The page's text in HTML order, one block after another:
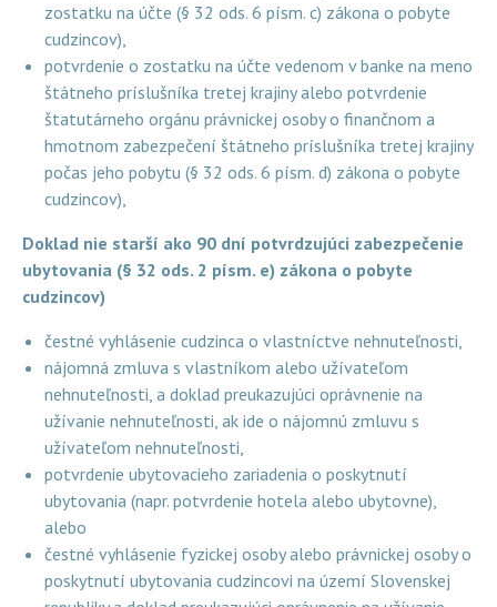
zostatku na účte (§ 32 ods. 6 písm. c) zákona o pobyte
cudzincov),
potvrdenie o zostatku na účte vedenom v banke na meno
štátneho príslušníka tretej krajiny alebo potvrdenie
štatutárneho orgánu právnickej osoby o finančnom a
hmotnom zabezpečení štátneho príslušníka tretej krajiny
počas jeho pobytu (§ 32 ods. 6 písm. d) zákona o pobyte
cudzincov),
Doklad nie starší ako 90 dní potvrdzujúci zabezpečenie
ubytovania (§ 32 ods. 2 písm. e) zákona o pobyte
cudzincov)
čestné vyhlásenie cudzinca o vlastníctve nehnuteľnosti,
nájomná zmluva s vlastníkom alebo užívateľom
nehnuteľnosti, a doklad preukazujúci oprávnenie na
užívanie nehnuteľnosti, ak ide o nájomnú zmluvu s
užívateľom nehnuteľnosti,
potvrdenie ubytovacieho zariadenia o poskytnutí
ubytovania (napr. potvrdenie hotela alebo ubytovne),
alebo
čestné vyhlásenie fyzickej osoby alebo právnickej osoby o
poskytnutí ubytovania cudzincovi na území Slovenskej